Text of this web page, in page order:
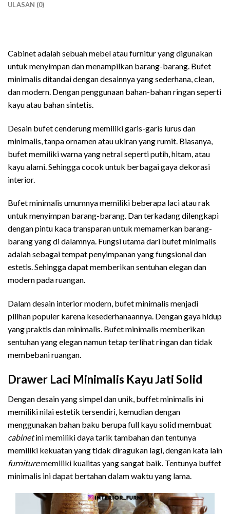
ULASAN (0)
Cabinet adalah sebuah mebel atau furnitur yang digunakan
untuk menyimpan dan menampilkan barang-barang. Bufet
minimalis ditandai dengan desainnya yang sederhana, clean,
dan modern. Dengan penggunaan bahan-bahan ringan seperti
kayu atau bahan sintetis.
Desain bufet cenderung memiliki garis-garis lurus dan
minimalis, tanpa ornamen atau ukiran yang rumit. Biasanya,
bufet memiliki warna yang netral seperti putih, hitam, atau
kayu alami. Sehingga cocok untuk berbagai gaya dekorasi
interior.
Bufet minimalis umumnya memiliki beberapa laci atau rak
untuk menyimpan barang-barang. Dan terkadang dilengkapi
dengan pintu kaca transparan untuk memamerkan barang-
barang yang di dalamnya. Fungsi utama dari bufet minimalis
adalah sebagai tempat penyimpanan yang fungsional dan
estetis. Sehingga dapat memberikan sentuhan elegan dan
modern pada ruangan.
Dalam desain interior modern, bufet minimalis menjadi
pilihan populer karena kesederhanaannya. Dengan gaya hidup
yang praktis dan minimalis. Bufet minimalis memberikan
sentuhan yang elegan namun tetap terlihat ringan dan tidak
membebani ruangan.
Drawer Laci Minimalis Kayu Jati Solid
Dengan desain yang simpel dan unik, buffet minimalis ini
memiliki nilai estetik tersendiri, kemudian dengan
menggunakan bahan baku berupa full kayu solid membuat
cabinetini memiliki daya tarik tambahan dan tentunya
memiliki kekuatan yang tidak diragukan lagi, dengan kata lain
furniturememiliki kualitas yang sangat baik. Tentunya buffet
minimalis ini dapat bertahan dalam waktu yang lama.